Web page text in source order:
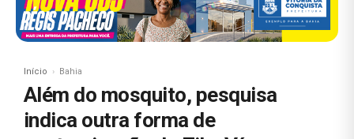
Início Bahia
Além do mosquito, pesquisa
indica outra forma de